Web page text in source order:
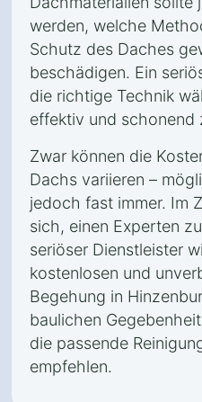
werden, welche
Schutz des Daches
beschädigen. Ein
die richtige Technik
effektiv und schonend
Zwar können die
Dachs variieren –
jedoch fast immer. Im
sich, einen Experten
seriöser Dienstleister
kostenlosen und
Begehung in
baulichen
die passende
empfehlen.